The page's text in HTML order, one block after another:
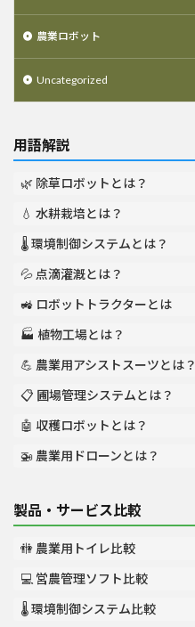
農業ロボット
Uncategorized
用語解説
🌿 除草ロボットとは？
💧 水耕栽培とは？
🌡️ 環境制御システムとは？
💦 点滴灌漑とは？
🚜 ロボットトラクターとは
🏭 植物工場とは？
💪 農業用アシストスーツとは？
📋 圃場管理システムとは？
🤖 収穫ロボットとは？
🚁 農業用ドローンとは？
製品・サービス比較
🚻 農業用トイレ比較
💻 営農管理ソフト比較
🌡️ 環境制御システム比較